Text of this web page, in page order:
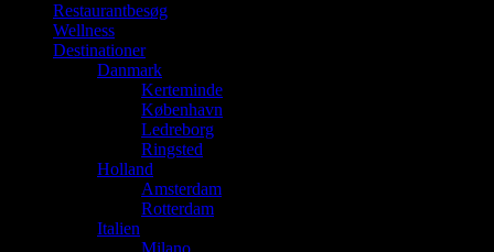
Restaurantbesøg
Wellness
Destinationer
Danmark
Kerteminde
København
Ledreborg
Ringsted
Holland
Amsterdam
Rotterdam
Italien
Milano